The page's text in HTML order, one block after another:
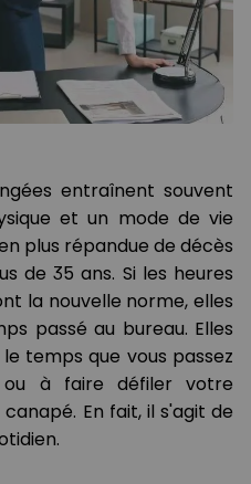
entraînent souvent
et un mode de vie
plus répandue de décès
de 35 ans. Si les heures
la nouvelle norme, elles
passé au bureau. Elles
temps que vous passez
à faire défiler votre
En fait, il s'agit de